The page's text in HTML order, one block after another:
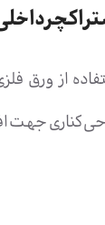
از ورق
کناری جهت